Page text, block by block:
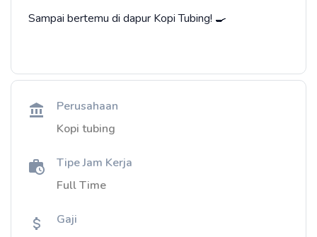
​Sampai bertemu di dapur Kopi Tubing! 🍳
Perusahaan
Kopi tubing
Tipe Jam Kerja
Full Time
Gaji